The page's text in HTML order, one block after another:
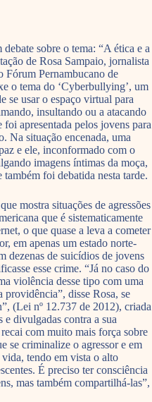
sobre o tema: “A ética e a
de Rosa Sampaio, jornalista
Fórum Pernambucano de
o tema do ‘Cyberbullying’, um
se usar o espaço virtual para
insultando ou a atacando
apresentada pelos jovens para
Na situação encenada, uma
e ele, inconformado com o
imagens íntimas da moça,
também foi debatida nesta tarde.
mostra situações de agressões
que é sistematicamente
o que quase a leva a cometer
em apenas um estado norte-
dezenas de suicídios de jovens
esse crime. “Já no caso do
violência desse tipo com uma
providência”, disse Rosa, se
(Lei nº 12.737 de 2012), criada
e divulgadas contra a sua
com muito mais força sobre
se criminalize o agressor e em
tendo em vista o alto
É preciso ter consciência
mas também compartilhá-las”,